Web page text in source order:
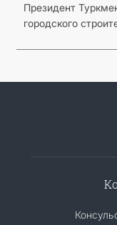
Президент
городского